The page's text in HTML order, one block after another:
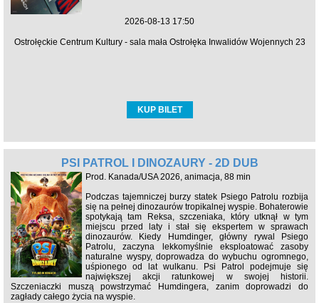
2026-08-13 17:50
Ostrołęckie Centrum Kultury - sala mała Ostrołęka Inwalidów Wojennych 23
KUP BILET
PSI PATROL I DINOZAURY - 2D DUB
Prod. Kanada/USA 2026, animacja, 88 min
Podczas tajemniczej burzy statek Psiego Patrolu rozbija
się na pełnej dinozaurów tropikalnej wyspie. Bohaterowie
spotykają tam Reksa, szczeniaka, który utknął w tym
miejscu przed laty i stał się ekspertem w sprawach
dinozaurów. Kiedy Humdinger, główny rywal Psiego
Patrolu, zaczyna lekkomyślnie eksploatować zasoby
naturalne wyspy, doprowadza do wybuchu ogromnego,
uśpionego od lat wulkanu. Psi Patrol podejmuje się
największej akcji ratunkowej w swojej historii.
Szczeniaczki muszą powstrzymać Humdingera, zanim doprowadzi do
zagłady całego życia na wyspie.